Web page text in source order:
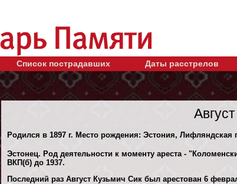
Список пострадавших Даты расстрелов
Родился в 1897 г. Место рождения: Эстония, Лифляндская
Эстонец. Род деятельности к моменту ареста -
ВКП(б) до 1937.
Последний раз Август Кузьмич Сик был арестован 6